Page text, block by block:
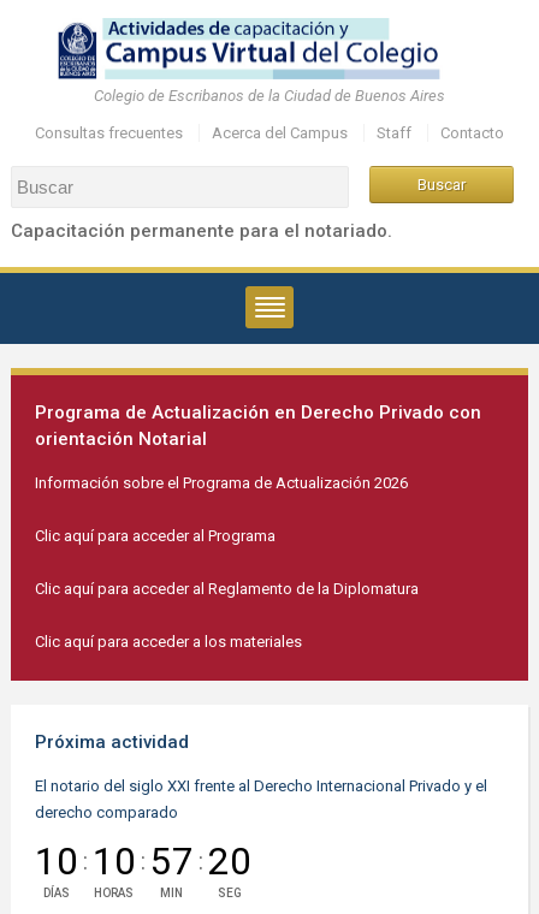
Colegio de Escribanos de la Ciudad de Buenos Aires
Consultas frecuentes Acerca del Campus Staff Contacto
Capacitación permanente para el notariado.
Programa de Actualización en Derecho Privado con
orientación Notarial
Información sobre el Programa de Actualización 2026
Clic aquí para acceder al Programa
Clic aquí para acceder al Reglamento de la Diplomatura
Clic aquí para acceder a los materiales
Próxima actividad
El notario del siglo XXI frente al Derecho Internacional Privado y el
derecho comparado
10
DÍAS
: 10
HORAS
: 57
MIN
: 20
SEG